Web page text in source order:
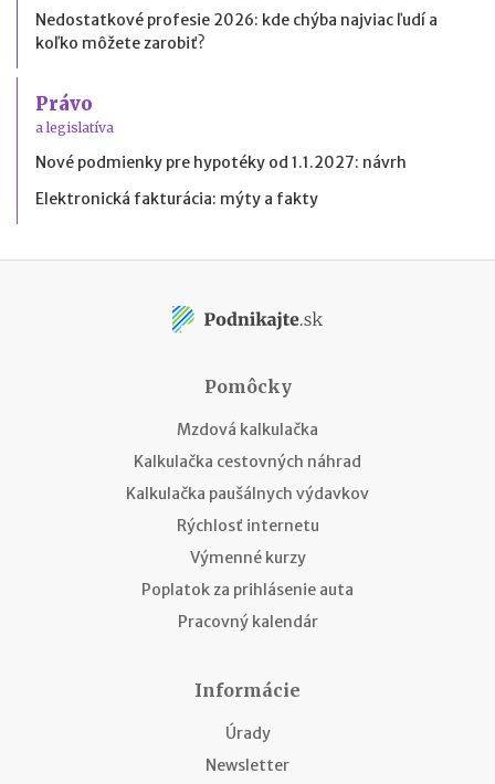
Nedostatkové profesie 2026: kde chýba najviac ľudí a
koľko môžete zarobiť?
Právo
a legislatíva
Nové podmienky pre hypotéky od 1.1.2027: návrh
Elektronická fakturácia: mýty a fakty
Pomôcky
Mzdová kalkulačka
Kalkulačka cestovných náhrad
Kalkulačka paušálnych výdavkov
Rýchlosť internetu
Výmenné kurzy
Poplatok za prihlásenie auta
Pracovný kalendár
Informácie
Úrady
Newsletter